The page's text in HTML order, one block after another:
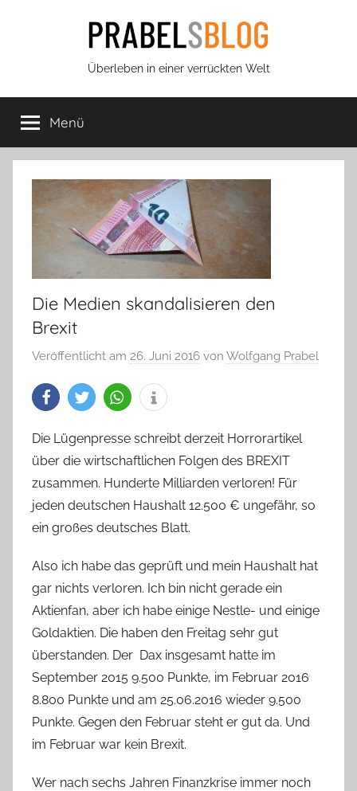
Prabels
Blog
Überleben in einer verrückten Welt
Menü
Die Medien skandalisieren den
Brexit
Veröffentlicht am 26. Juni 2016 von Wolfgang Prabel
Die Lügenpresse schreibt derzeit Horrorartikel
über die wirtschaftlichen Folgen des BREXIT
zusammen. Hunderte Milliarden verloren! Für
jeden deutschen Haushalt 12.500 € ungefähr, so
ein großes deutsches Blatt.
Also ich habe das geprüft und mein Haushalt hat
gar nichts verloren. Ich bin nicht gerade ein
Aktienfan, aber ich habe einige Nestle- und einige
Goldaktien. Die haben den Freitag sehr gut
überstanden. Der Dax insgesamt hatte im
September 2015 9.500 Punkte, im Februar 2016
8.800 Punkte und am 25.06.2016 wieder 9.500
Punkte. Gegen den Februar steht er gut da. Und
im Februar war kein Brexit.
Wer nach sechs Jahren Finanzkrise immer noch